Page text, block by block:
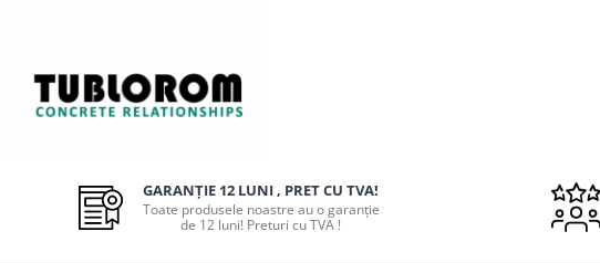
GARANȚIE 12 LUNI , PRET CU TVA!
Toate produsele noastre au o garanție
de 12 luni! Preturi cu TVA !